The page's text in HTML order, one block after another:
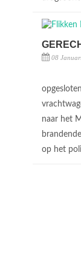
08
naar het
op het